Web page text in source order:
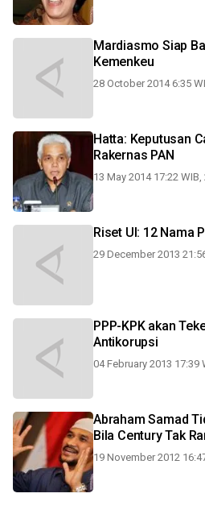
Mardiasmo Siap
Kemenkeu
28 October 2014 6:35
Hatta: Keputusan
Rakernas PAN
13 May 2014 17:22 WIB,
Riset UI: 12 Nama
29 December 2013
PPP-KPK akan
Antikorupsi
04 February 2013 17:39
Abraham Samad
Bila Century Tak
19 November 2012